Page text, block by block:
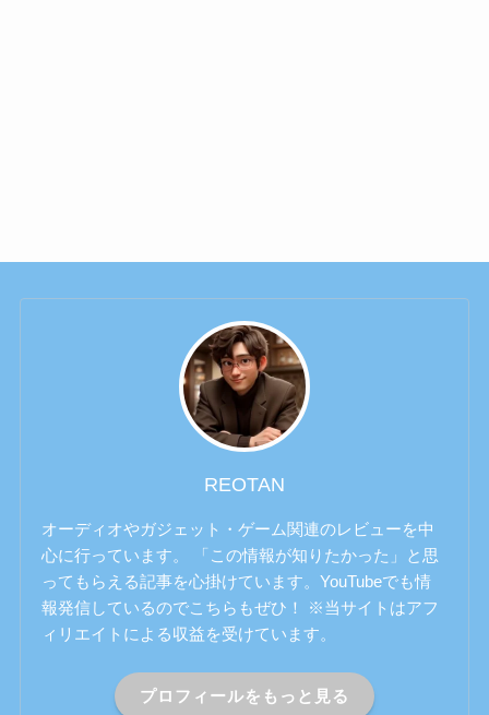
REOTAN
オーディオやガジェット・ゲーム関連のレビューを中
心に行っています。 「この情報が知りたかった」と思
ってもらえる記事を心掛けています。YouTubeでも情
報発信しているのでこちらもぜひ！ ※当サイトはアフ
ィリエイトによる収益を受けています。
プロフィールをもっと見る